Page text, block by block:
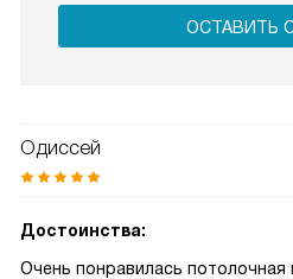
ОСТАВИТЬ
Одиссей
Достоинства:
Очень понравилась потолочная